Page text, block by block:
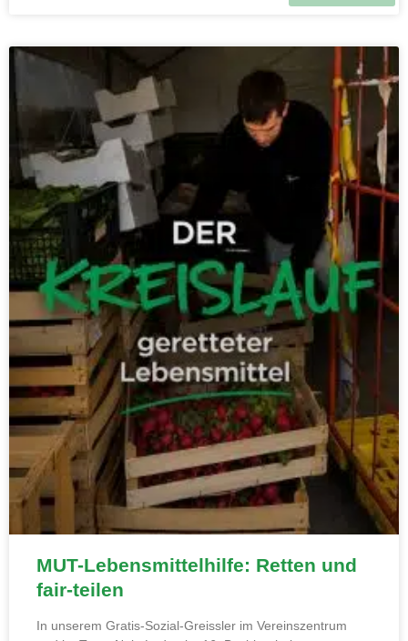
MUT-Lebensmittelhilfe: Retten und
fair-teilen
In unserem Gratis-Sozial-Greissler im Vereinszentrum